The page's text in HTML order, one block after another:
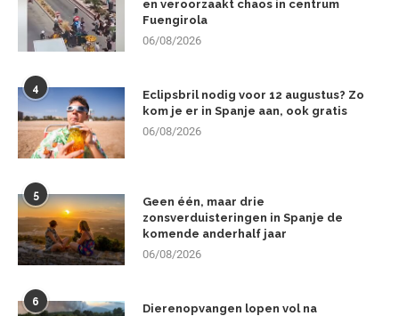
en veroorzaakt chaos in centrum
Fuengirola
06/08/2026
4
Eclipsbril nodig voor 12 augustus? Zo
kom je er in Spanje aan, ook gratis
06/08/2026
5
Geen één, maar drie
zonsverduisteringen in Spanje de
komende anderhalf jaar
06/08/2026
6
Dierenopvangen lopen vol na